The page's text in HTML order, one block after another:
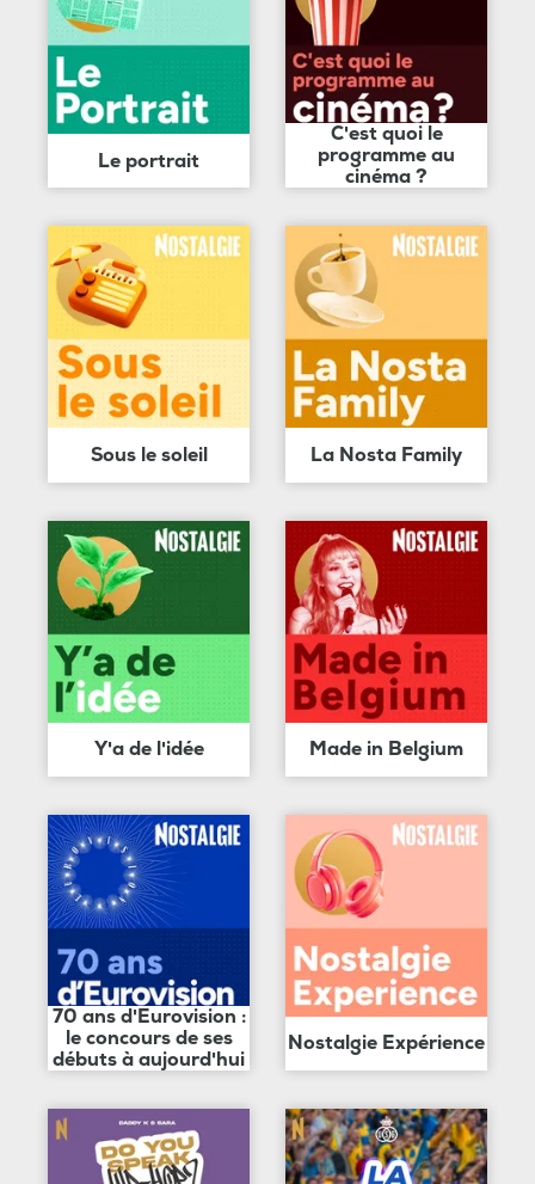
Le portrait
C'est quoi le
programme au
cinéma ?
Sous le soleil La Nosta Family
Y'a de l'idée Made in Belgium
70 ans d'Eurovision :
le concours de ses
débuts à aujourd'hui
Nostalgie Expérience